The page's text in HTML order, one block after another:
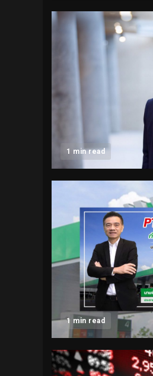
1 min read
1 min read